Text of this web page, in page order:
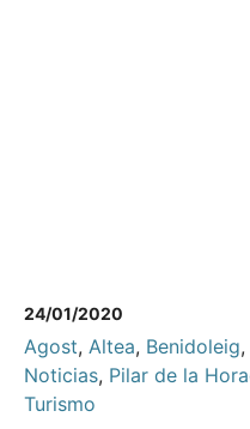
24/01/2020
Agost, Altea, Benidoleig,
Noticias, Pilar de la
Turismo